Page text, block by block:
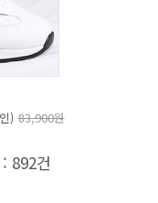
) 83,900원
892건